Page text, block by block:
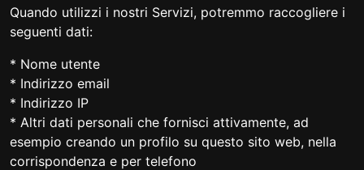
Quando utilizzi i nostri Servizi, potremmo raccogliere i
seguenti dati:
* Nome utente
* Indirizzo email
* Indirizzo IP
* Altri dati personali che fornisci attivamente, ad
esempio creando un profilo su questo sito web, nella
corrispondenza e per telefono